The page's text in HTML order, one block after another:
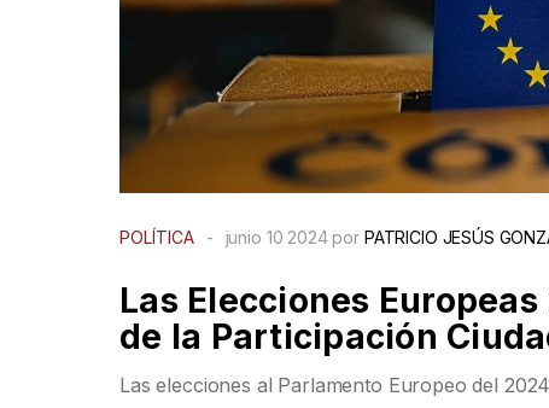
POLÍTICA - junio 10 2024 por PATRICIO JESÚS
Las Elecciones
de la Participación
Las elecciones al Parlamento Europeo del